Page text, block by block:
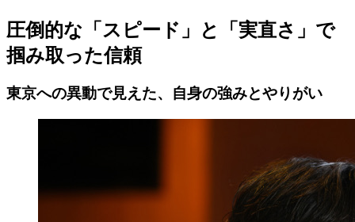
圧倒的な「スピード」と「実直さ」で
掴み取った信頼
東京への異動で見えた、自身の強みとやりがい